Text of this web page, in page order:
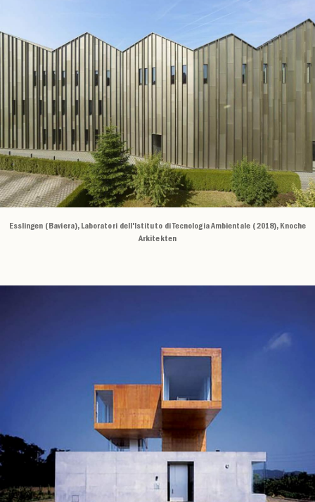
Esslingen (Baviera), Laboratori dell'Istituto di Tecnologia Ambientale (2018), Knoche
Arkitekten